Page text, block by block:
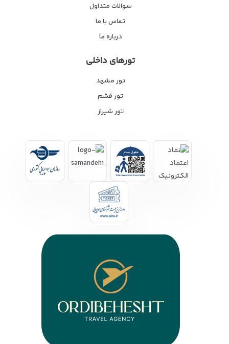
سوالات متداول
تماس با ما
درباره ما
تورهای داخلی
تور مشهد
تور قشم
تور شیراز